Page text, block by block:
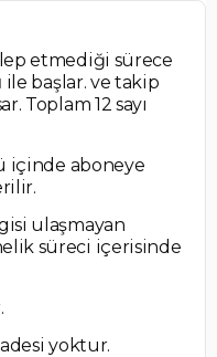
etmediği sürece
ile başlar. ve takip
Toplam 12 sayı
içinde aboneye
ulaşmayan
süreci içerisinde
yoktur.